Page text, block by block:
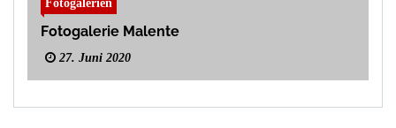
Fotogalerie Malente
27. Juni 2020